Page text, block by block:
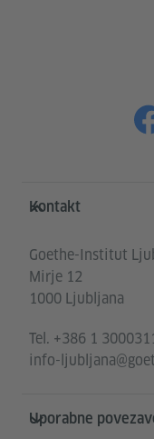
Service- und
Kontakt
Goethe-Institut
Mirje 12
1000 Ljubljana
Tel. +386 1
info-
Uporabne